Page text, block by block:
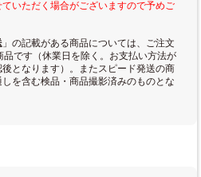
いただく場合がございますので予めご
」の記載がある商品については、ご注文
です（休業日を除く。お支払い方法が
となります）。またスピード発送の商
を含む検品・商品撮影済みのものとな